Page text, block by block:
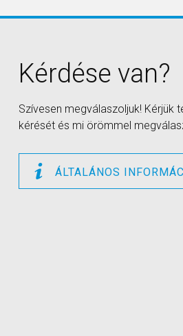
Kérdése van?
Szívesen megválaszoljuk! Kérjük
kérését és mi örömmel
ÁLTALÁNOS